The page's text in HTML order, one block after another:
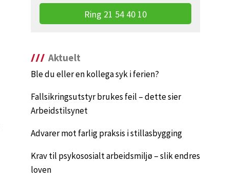
Ring 21 54 40 10
Aktuelt
Ble du eller en kollega syk i ferien?
Fallsikringsutstyr brukes feil – dette sier
Arbeidstilsynet
Advarer mot farlig praksis i stillasbygging
Krav til psykososialt arbeidsmiljø – slik endres
loven